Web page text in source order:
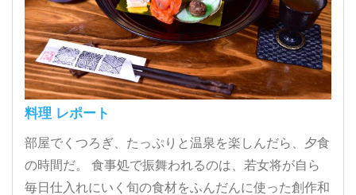
料理 レポート
部屋でくつろぎ、たっぷりと温泉を楽しんだら、夕食
の時間だ。 食事処で振舞われるのは、若女将が自ら
毎日仕入れにいく旬の食材をふんだんに使った創作和